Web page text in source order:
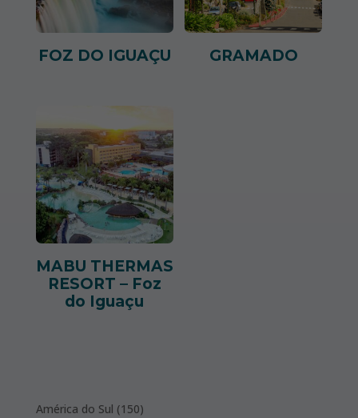
FOZ DO IGUAÇU GRAMADO
MABU THERMAS
RESORT – Foz
do Iguaçu
América do Sul 150150